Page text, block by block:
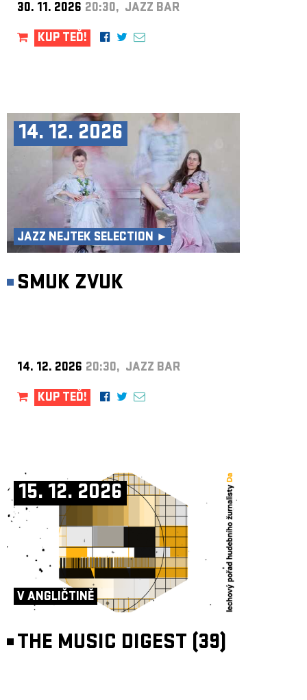
30. 11. 2026 20:30, JAZZ BAR
KUP TEĎ!
14. 12. 2026
JAZZ NEJTEK SELECTION ►
SMUK ZVUK
14. 12. 2026 20:30, JAZZ BAR
KUP TEĎ!
15. 12. 2026
V ANGLIČTINĚ
THE MUSIC DIGEST (39)